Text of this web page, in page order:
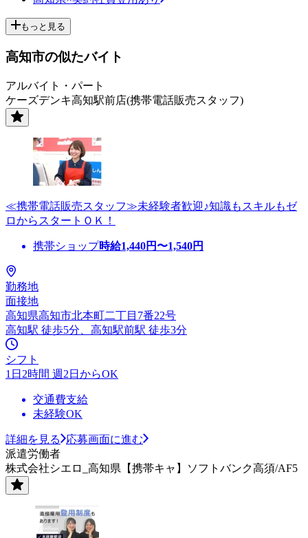
もっと見る
高知市の似たバイト
アルバイト・パート
ケーズデンキ高知駅前店(携帯電話販売スタッフ)
≪携帯電話販売スタッフ≫未経験者歓迎♪知識もスキルもゼ
ロからスタートＯＫ！
携帯ショップ時給1,440円〜1,540円
勤務地
面接地
高知県高知市北本町二丁目7番22号
高知駅 徒歩5分、高知駅前駅 徒歩3分
シフト
1日2時間 週2日からOK
交通費支給
未経験OK
詳細を見る
応募画面に進む
派遣労働者
株式会社シエロ_高知県【携帯キャ】ソフトバンク高須/AF5